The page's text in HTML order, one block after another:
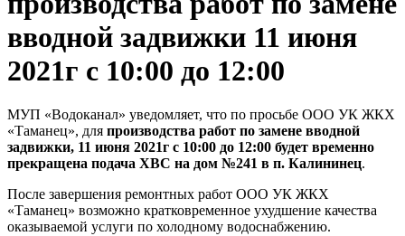
вводной задвижки 11 июня
2021г с 10:00 до 12:00
МУП «Водоканал» уведомляет, что по просьбе ООО УК ЖКХ
«Таманец», для производства работ по замене вводной
задвижки, 11 июня 2021г с 10:00 до 12:00 будет временно
прекращена подача ХВС на дом №241 в п. Калининец.
После завершения ремонтных работ ООО УК ЖКХ
«Таманец» возможно кратковременное ухудшение качества
оказываемой услуги по холодному водоснабжению.